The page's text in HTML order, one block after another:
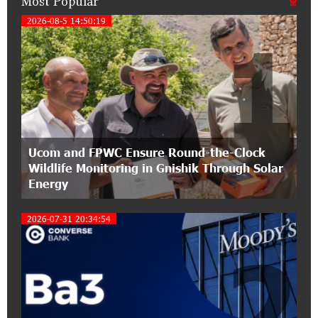
A little corner of France in Hrazdan, with the
partnership of Converse SME
17:31:55 8-07-2026
Idram is the general partner of the "Towards
Conscious Parenting 2026" annual conference
12:40:22 8-07-2026
Polytechnic University Graduation Ceremony
Held with the Support of Unibank
Converse Bank Completes the Placement of
EBRD Bonds
17:27:45 6-07-2026
From Financial Adventures to Great Victories:
The 4th Junius Financial Online Tournament
2026-08-5 14:50:19
Ucom and FPWC Ensure Round-the-Clock
Wildlife Monitoring in Gnishik Through Solar
Energy
1
2026-07-31 20:34:54